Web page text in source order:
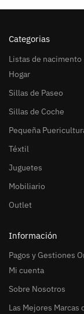
Categorias
Listas de nacimento
Hogar
Sillas de Paseo
Sillas de Coche
Pequeña
Téxtil
Juguetes
Mobiliario
Outlet
Información
Pagos y Gestiones
Mi cuenta
Sobre Nosotros
Las Mejores Marcas